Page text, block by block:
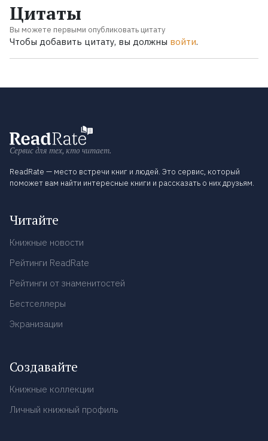
Цитаты
Вы можете первыми опубликовать цитату
Чтобы добавить цитату, вы должны войти.
Сервис для тех, кто читает.
ReadRate — место встречи книг и людей. Это сервис, который
поможет вам найти интересные книги и рассказать о них друзьям.
Читайте
Книжные новости
Рейтинги ReadRate
Рейтинги от знаменитостей
Бестселлеры
Экранизации
Создавайте
Книжные коллекции
Личный книжный профиль